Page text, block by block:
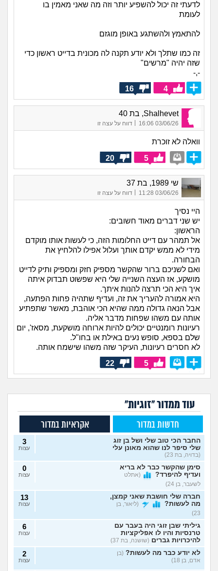
לדעתי זה יכול להשפיע יותר וזה מה שאני מאמין בו
לעומת
להתאמץ ולהשתגע באופן מוגזם
זה כמו שתלך ולא יודע תקנה לה מכונית בדייט ראשון כדי
שזה יהיה "מרשים"
-,-
4
16
Shalhevet, בת 40
03/06/26 16:06 דווח על עצה זו
וואלה לא זוכרת
5
20
שי 1989, בת 37
03/06/26 11:28
| דווח על עצה זו
היי נסיך
יש שני דברים מאוד חשובים:
הראשון:
אל תמהר עם דייט החלומות הזה, כי לעשות אותו מוקדם
מידי לא ממש יקדם אותך ועלול אפילו להלחיץ את
הבחורה.
ואם לשניכם ברור שהקשר מספיק חזק ומספיק ותיק לדייט
מושקע, אז העצה השנייה שלי היא שפשוט תבדוק איתה
איך היא הכי תרצה להנות איתך.
היא אמורה להעריך את זה, ועדיף שתהיה פחות הפתעה,
אבל הנאה גדולה ממה שהיא הכי אוהבת, מאשר שתפתיע
אותה עם משהו שפחות מדבר אליה.
רעיונות רומנטיים יכולים להיות ארוחה מושקעת, מסאז', יום
שלם בספא, סופש נעים באילת או בחו"ל.
לא חסרים רעיונות, העיקר שזה משהו שישמח אותה.
5
22
עוד ממדור "זוגיות"
חדשות במדור אקראיות במדור
החבר הכי טוב שלי ושל בן זוג
שלי סיפר לנו שהוא מאונן עלי
(בדויה, בת 23)
3
עצות
סימן שהקשר כבר לא בריא
ועדיף להיפרד?
(אתלט
לשעבר, בן 24)
0
עצות
חברה שלי חושבת שאני קמצן,
מה לעשות?
(ליאור, בן
23)
13
עצות
גיליתי שבן זוגי היה בעבר עם
טרנסיות והיו לו אפליקציות
להיכרויות גברים (שושנה, בת 37)
6
עצות
לא יודע כבר מה לעשות? (בן
אדם, בן 18)
2
עצות